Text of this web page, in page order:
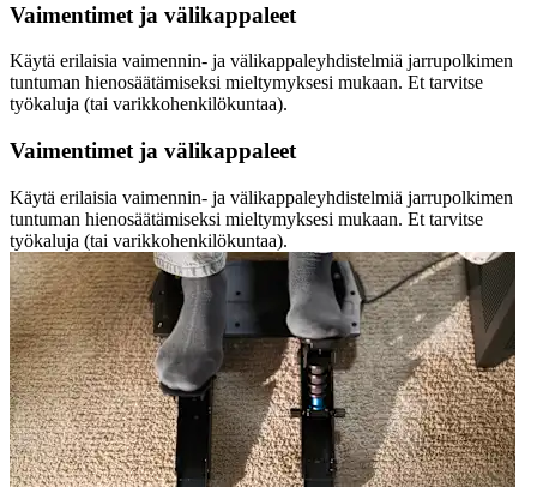
Vaimentimet ja välikappaleet
Käytä erilaisia vaimennin- ja välikappaleyhdistelmiä jarrupolkimen
tuntuman hienosäätämiseksi mieltymyksesi mukaan. Et tarvitse
työkaluja (tai varikkohenkilökuntaa).
Vaimentimet ja välikappaleet
Käytä erilaisia vaimennin- ja välikappaleyhdistelmiä jarrupolkimen
tuntuman hienosäätämiseksi mieltymyksesi mukaan. Et tarvitse
työkaluja (tai varikkohenkilökuntaa).